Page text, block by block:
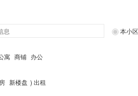
本小区
寓 商铺 办公
新楼盘 ) 出租